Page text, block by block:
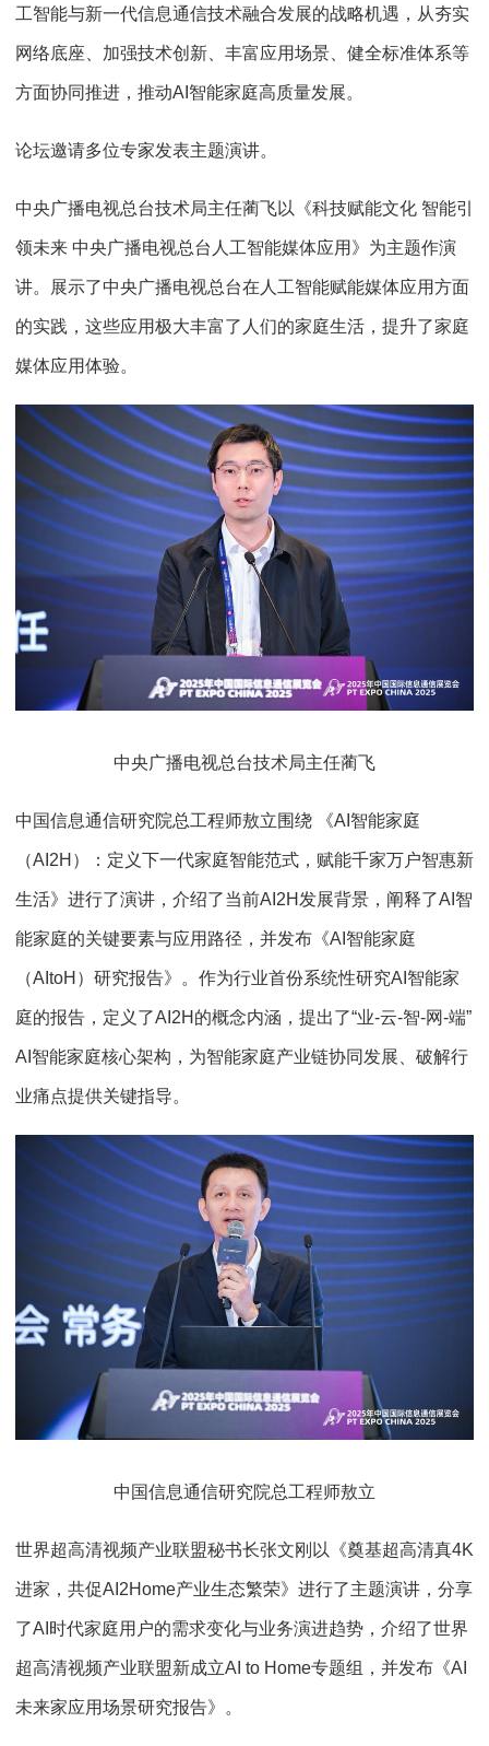
工智能与新一代信息通信技术融合发展的战略机遇，从夯实
网络底座、加强技术创新、丰富应用场景、健全标准体系等
方面协同推进，推动AI智能家庭高质量发展。
论坛邀请多位专家发表主题演讲。
中央广播电视总台技术局主任蔺飞以《科技赋能文化 智能引
领未来 中央广播电视总台人工智能媒体应用》为主题作演
讲。展示了中央广播电视总台在人工智能赋能媒体应用方面
的实践，这些应用极大丰富了人们的家庭生活，提升了家庭
媒体应用体验。
中央广播电视总台技术局主任蔺飞
中国信息通信研究院总工程师敖立围绕 《AI智能家庭
（AI2H）：定义下一代家庭智能范式，赋能千家万户智惠新
生活》进行了演讲，介绍了当前AI2H发展背景，阐释了AI智
能家庭的关键要素与应用路径，并发布《AI智能家庭
（AItoH）研究报告》。作为行业首份系统性研究AI智能家
庭的报告，定义了AI2H的概念内涵，提出了“业-云-智-网-端”
AI智能家庭核心架构，为智能家庭产业链协同发展、破解行
业痛点提供关键指导。
中国信息通信研究院总工程师敖立
世界超高清视频产业联盟秘书长张文刚以《奠基超高清真4K
进家，共促AI2Home产业生态繁荣》进行了主题演讲，分享
了AI时代家庭用户的需求变化与业务演进趋势，介绍了世界
超高清视频产业联盟新成立AI to Home专题组，并发布《AI
未来家应用场景研究报告》。